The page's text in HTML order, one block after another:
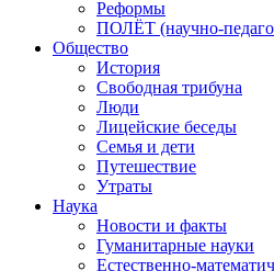
Реформы
ПОЛЁТ (научно-
Общество
История
Свободная трибуна
Люди
Лицейские беседы
Семья и дети
Путешествие
Утраты
Наука
Новости и факты
Гуманитарные науки
Естественно-